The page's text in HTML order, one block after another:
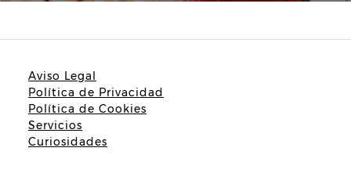
Aviso Legal
Política de Privacidad
Política de Cookies
Servicios
Curiosidades